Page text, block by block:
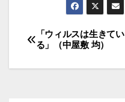
投
稿
「ウィルスは生きてい
る」（中屋敷 均）